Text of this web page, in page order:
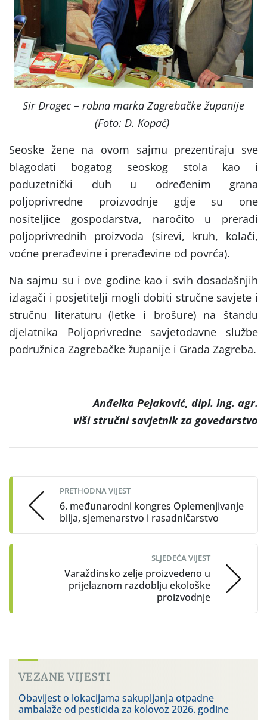
Sir Dragec – robna marka Zagrebačke županije
(Foto: D. Kopač)
Seoske žene na ovom sajmu prezentiraju sve
blagodati bogatog seoskog stola kao i
poduzetnički duh u određenim grana
poljoprivredne proizvodnje gdje su one
nositeljice gospodarstva, naročito u preradi
poljoprivrednih proizvoda (sirevi, kruh, kolači,
voćne prerađevine i prerađevine od povrća).
Na sajmu su i ove godine kao i svih dosadašnjih
izlagači i posjetitelji mogli dobiti stručne savjete i
stručnu literaturu (letke i brošure) na štandu
djelatnika Poljoprivredne savjetodavne službe
podružnica Zagrebačke županije i Grada Zagreba.
Anđelka Pejaković, dipl. ing. agr.
viši stručni savjetnik za govedarstvo
navigation
PRETHODNA VIJEST
6. međunarodni kongres Oplemenjivanje
bilja, sjemenarstvo i rasadničarstvo
SLJEDEĆA VIJEST
Varaždinsko zelje proizvedeno u
prijelaznom razdoblju ekološke
proizvodnje
VEZANE VIJESTI
Obavijest o lokacijama sakupljanja otpadne
ambalaže od pesticida za kolovoz 2026. godine